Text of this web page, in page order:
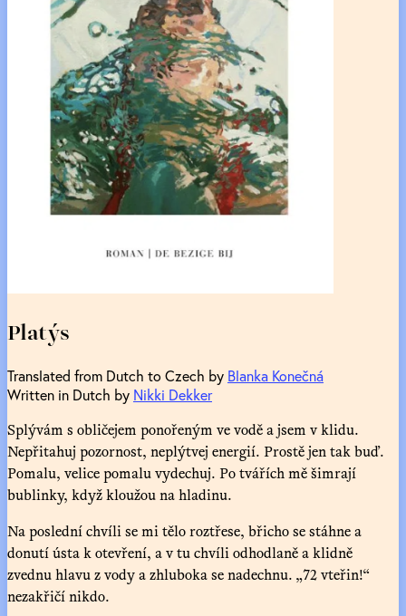
Platýs
Translated from Dutch to Czech by Blanka Konečná
Written in Dutch by Nikki Dekker
Splývám s obličejem ponořeným ve vodě a jsem v klidu.
Nepřitahuj pozornost, neplýtvej energií. Prostě jen tak buď.
Pomalu, velice pomalu vydechuj. Po tvářích mě šimrají
bublinky, když kloužou na hladinu.
Na poslední chvíli se mi tělo roztřese, břicho se stáhne a
donutí ústa k otevření, a v tu chvíli odhodlaně a klidně
zvednu hlavu z vody a zhluboka se nadechnu. „72 vteřin!“
nezakřičí nikdo.